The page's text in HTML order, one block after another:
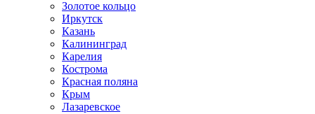
Золотое кольцо
Иркутск
Казань
Калининград
Карелия
Кострома
Красная поляна
Крым
Лазаревское